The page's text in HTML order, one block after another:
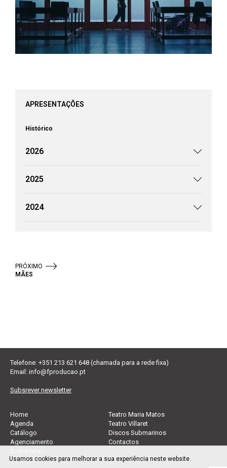
APRESENTAÇÕES
Histórico
2026
2025
2024
PRÓXIMO
MÃES
Telefone: +351 213 621 648 (chamada para a rede fixa)
Email: info@fproducao.pt
Subsrever newsletter
Home
Agenda
Catálogo
Agenciamento
Teatro Maria Matos
Teatro Villaret
Discos Submarinos
Contactos
Usamos cookies para melhorar a sua experiência neste website.